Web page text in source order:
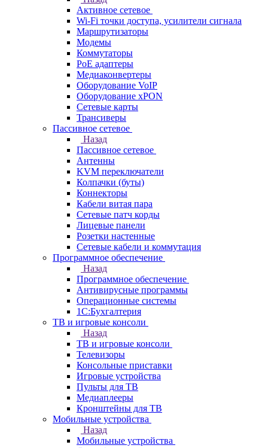
Активное сетевое
Wi-Fi точки доступа, усилители сигнала
Маршрутизаторы
Модемы
Коммутаторы
PoE адаптеры
Медиаконвертеры
Оборудование VoIP
Оборудование xPON
Сетевые карты
Трансиверы
Пассивное сетевое
Назад
Пассивное сетевое
Антенны
KVM переключатели
Колпачки (буты)
Коннекторы
Кабели витая пара
Сетевые патч корды
Лицевые панели
Розетки настенные
Сетевые кабели и коммутация
Программное обеспечение
Назад
Программное обеспечение
Антивирусные программы
Операционные системы
1С:Бухгалтерия
ТВ и игровые консоли
Назад
ТВ и игровые консоли
Телевизоры
Консольные приставки
Игровые устройства
Пульты для ТВ
Медиаплееры
Кронштейны для ТВ
Мобильные устройства
Назад
Мобильные устройства